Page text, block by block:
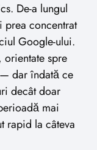
De-a lungul
concentrat
Google-ului.
spre
dar îndată ce
decât doar
mai
rapid la câteva